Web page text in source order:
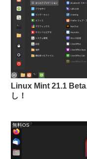
Linux Mint 21.1
し！
無料OS